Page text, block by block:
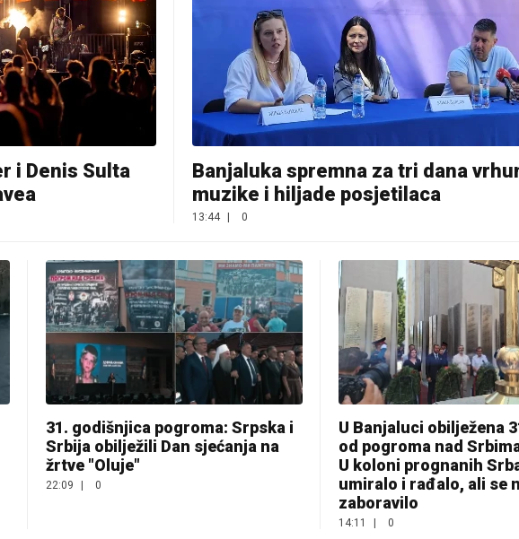
i Denis Sulta
Banjaluka spremna za tri dana
muzike i hiljade posjetilaca
13:44 | 0
31. godišnjica pogroma: Srpska i
Srbija obilježili Dan sjećanja na
žrtve "Oluje"
22:09 | 0
U Banjaluci obilježena
od pogroma nad
U koloni prognanih
umiralo i rađalo, ali se
zaboravilo
14:11 | 0